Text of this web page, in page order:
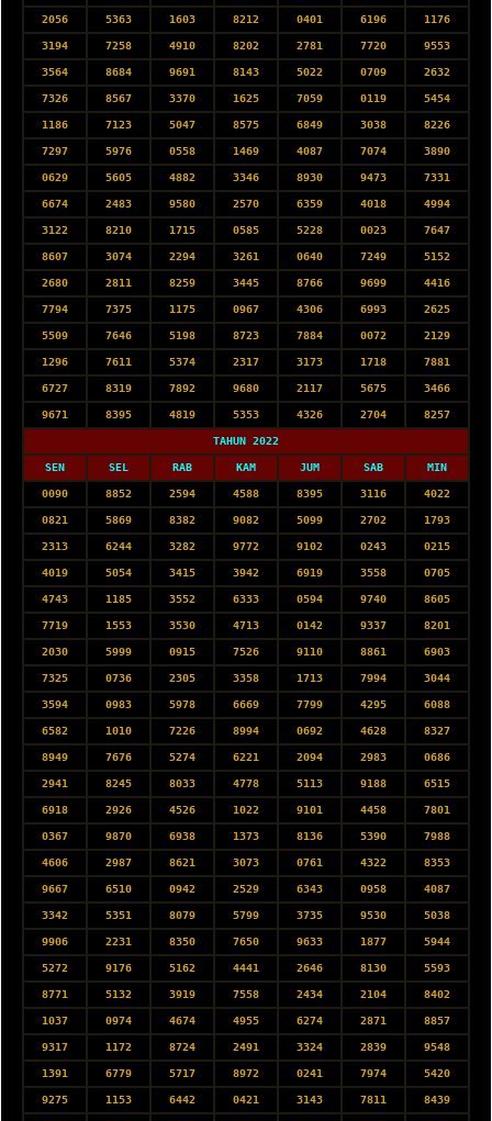
2056 5363 1603 8212 0401 6196 1176
3194 7258 4910 8202 2781 7720 9553
3564 8684 9691 8143 5022 0709 2632
7326 8567 3370 1625 7059 0119 5454
1186 7123 5047 8575 6849 3038 8226
7297 5976 0558 1469 4087 7074 3890
0629 5605 4882 3346 8930 9473 7331
6674 2483 9580 2570 6359 4018 4994
3122 8210 1715 0585 5228 0023 7647
8607 3074 2294 3261 0640 7249 5152
2680 2811 8259 3445 8766 9699 4416
7794 7375 1175 0967 4306 6993 2625
5509 7646 5198 8723 7884 0072 2129
1296 7611 5374 2317 3173 1718 7881
6727 8319 7892 9680 2117 5675 3466
9671 8395 4819 5353 4326 2704 8257
TAHUN 2022
SEN SEL RAB KAM JUM SAB MIN
0090 8852 2594 4588 8395 3116 4022
0821 5869 8382 9082 5099 2702 1793
2313 6244 3282 9772 9102 0243 0215
4019 5054 3415 3942 6919 3558 0705
4743 1185 3552 6333 0594 9740 8605
7719 1553 3530 4713 0142 9337 8201
2030 5999 0915 7526 9110 8861 6903
7325 0736 2305 3358 1713 7994 3044
3594 0983 5978 6669 7799 4295 6088
6582 1010 7226 8994 0692 4628 8327
8949 7676 5274 6221 2094 2983 0686
2941 8245 8033 4778 5113 9188 6515
6918 2926 4526 1022 9101 4458 7801
0367 9870 6938 1373 8136 5390 7988
4606 2987 8621 3073 0761 4322 8353
9667 6510 0942 2529 6343 0958 4087
3342 5351 8079 5799 3735 9530 5038
9906 2231 8350 7650 9633 1877 5944
5272 9176 5162 4441 2646 8130 5593
8771 5132 3919 7558 2434 2104 8402
1037 0974 4674 4955 6274 2871 8857
9317 1172 8724 2491 3324 2839 9548
1391 6779 5717 8972 0241 7974 5420
9275 1153 6442 0421 3143 7811 8439